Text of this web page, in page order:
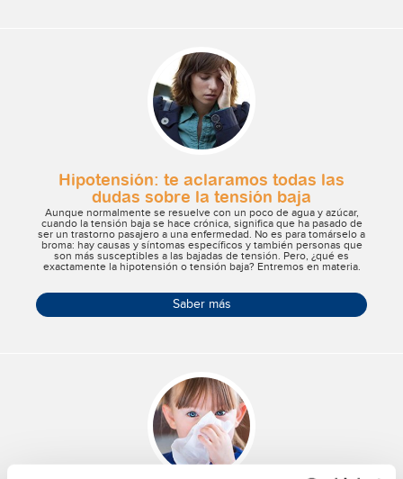
Hipotensión: te aclaramos todas las
dudas sobre la tensión baja
Aunque normalmente se resuelve con un poco de agua y azúcar,
cuando la tensión baja se hace crónica, significa que ha pasado de
ser un trastorno pasajero a una enfermedad. No es para tomárselo a
broma: hay causas y síntomas específicos y también personas que
son más susceptibles a las bajadas de tensión. Pero, ¿qué es
exactamente la hipotensión o tensión baja? Entremos en materia.
Saber más